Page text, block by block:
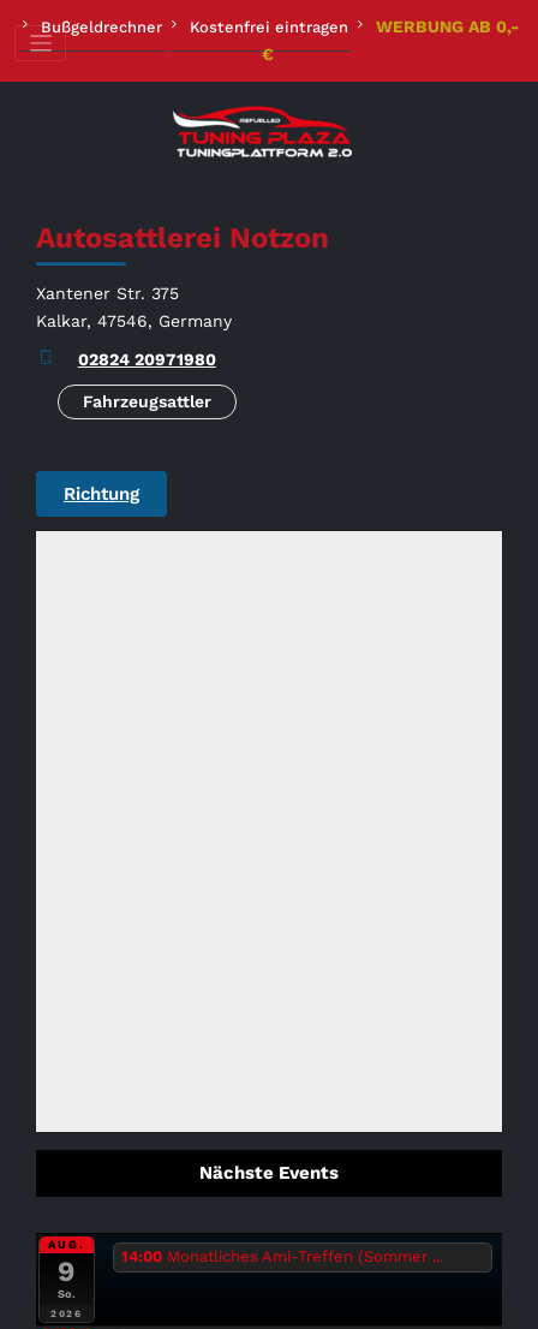
Inhalt
springen
Bußgeldrechner Kostenfrei eintragen
WERBUNG AB 0,-
€
Autosattlerei Notzon
Xantener Str. 375
Kalkar, 47546, Germany
02824 20971980
Fahrzeugsattler
Richtung
Nächste Events
AUG.
9
So.
2026
14:00 Monatliches Ami-Treffen (Sommer ...